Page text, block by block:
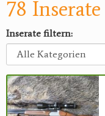
78 Inserate
Inserate filtern: